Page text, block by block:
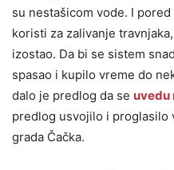
su nestašicom vode. I
koristi za zalivanje
izostao. Da bi se sistem
spasao i kupilo vreme do
dalo je predlog da se uvedu
predlog usvojilo i
grada Čačka.